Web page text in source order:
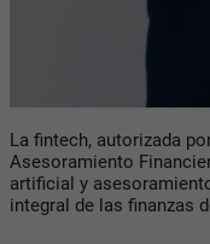
La fintech, autorizada
Asesoramiento
artificial y
integral de las finanzas